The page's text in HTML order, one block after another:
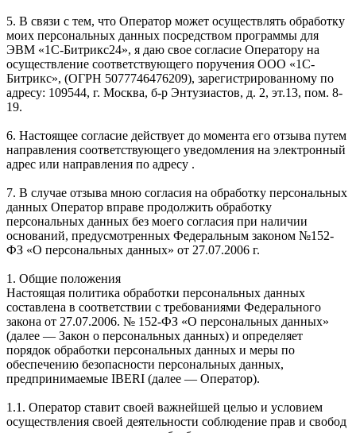
5. В связи с тем, что Оператор может осуществлять обработку
моих персональных данных посредством программы для
ЭВМ «1С-Битрикс24», я даю свое согласие Оператору на
осуществление соответствующего поручения ООО «1С-
Битрикс», (ОГРН 5077746476209), зарегистрированному по
адресу: 109544, г. Москва, б-р Энтузиастов, д. 2, эт.13, пом. 8-
19.
6. Настоящее согласие действует до момента его отзыва путем
направления соответствующего уведомления на электронный
адрес или направления по адресу .
7. В случае отзыва мною согласия на обработку персональных
данных Оператор вправе продолжить обработку
персональных данных без моего согласия при наличии
оснований, предусмотренных Федеральным законом №152-
ФЗ «О персональных данных» от 27.07.2006 г.
1. Общие положения
Настоящая политика обработки персональных данных
составлена в соответствии с требованиями Федерального
закона от 27.07.2006. № 152-ФЗ «О персональных данных»
(далее — Закон о персональных данных) и определяет
порядок обработки персональных данных и меры по
обеспечению безопасности персональных данных,
предпринимаемые IBERI (далее — Оператор).
1.1. Оператор ставит своей важнейшей целью и условием
осуществления своей деятельности соблюдение прав и свобод